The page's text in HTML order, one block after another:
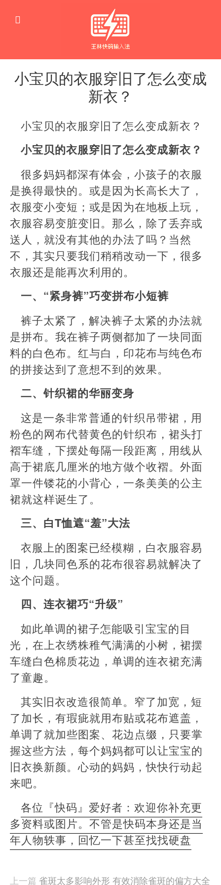
小宝贝的衣服穿旧了怎么变成
新衣？
窍
门
小宝贝的衣服穿旧了怎么变成新衣？
小宝贝的衣服穿旧了怎么变成新衣？
很多妈妈都深有体会，小孩子的衣服
是换得最快的。或是因为长高长大了，
衣服变小变短；或是因为在地板上玩，
衣服容易变脏变旧。那么，除了丢弃或
送人，就没有其他的办法了吗？当然
不，其实只要我们稍稍改动一下，很多
衣服还是能再次利用的。
一、“紧身裤”巧变拼布小短裤
裤子太紧了，解决裤子太紧的办法就
是拼布。我在裤子两侧都加了一块同面
料的白色布。红与白，印花布与纯色布
的拼接达到了意想不到的效果。
二、针织裙的华丽变身
这是一条非常普通的针织吊带裙，用
粉色的网布代替黄色的针织布，裙头打
褶车缝，下摆处每隔一段距离，用线从
高于裙底几厘米的地方做个收褶。外面
罩一件镂花的小背心，一条美美的公主
裙就这样诞生了。
三、白T恤遮“羞”大法
衣服上的图案已经模糊，白衣服容易
旧，几块同色系的花布很容易就解决了
这个问题。
四、连衣裙巧“升级”
如此单调的裙子怎能吸引宝宝的目
光，在上衣绣株稚气满满的小树，裙摆
车缝白色棉质花边，单调的连衣裙充满
了童趣。
其实旧衣改造很简单。窄了加宽，短
了加长，有瑕疵就用布贴或花布遮盖，
单调了就加些图案、花边点缀，只要掌
握这些方法，每个妈妈都可以让宝宝的
旧衣换新颜。心动的妈妈，快快行动起
来吧。
各位『快码』爱好者：欢迎你补充更
多资料或图片。不管是快码本身还是当
年人物轶事，回忆一下甚至找找硬盘
由
上一篇 雀斑太多影响外形 有效消除雀斑的偏方大全